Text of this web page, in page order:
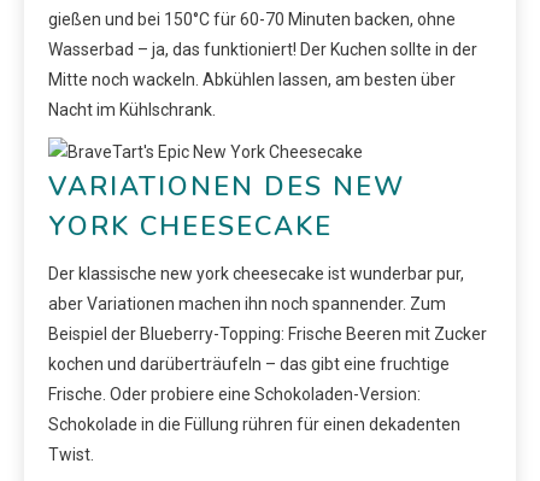
gießen und bei 150°C für 60-70 Minuten backen, ohne
Wasserbad – ja, das funktioniert! Der Kuchen sollte in der
Mitte noch wackeln. Abkühlen lassen, am besten über
Nacht im Kühlschrank.
VARIATIONEN DES NEW
YORK CHEESECAKE
Der klassische new york cheesecake ist wunderbar pur,
aber Variationen machen ihn noch spannender. Zum
Beispiel der Blueberry-Topping: Frische Beeren mit Zucker
kochen und darüberträufeln – das gibt eine fruchtige
Frische. Oder probiere eine Schokoladen-Version:
Schokolade in die Füllung rühren für einen dekadenten
Twist.